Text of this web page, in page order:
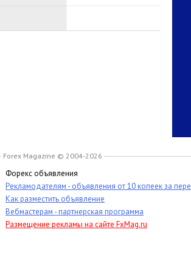
Forex Magazine © 2004-2026
Форекс объявления
Рекламодателям - объявления от 10 копеек за
Как разместить объявление
Вебмастерам - партнерская программа
Размещение рекламы на сайте FxMag.ru